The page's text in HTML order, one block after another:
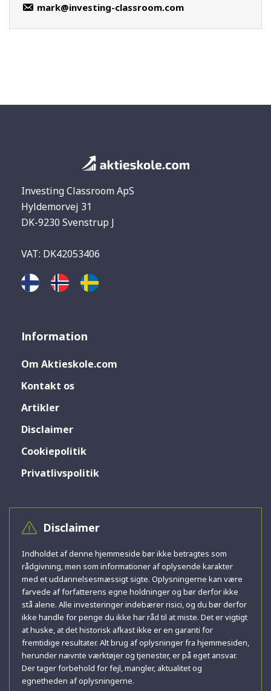
mark@investing-classroom.com
Investing Classroom ApS
Hyldemorvej 31
DK-9230 Svenstrup J
VAT: DK42053406
Information
Om Aktieskole.com
Kontakt os
Artikler
Disclaimer
Cookiepolitik
Privatlivspolitik
Disclaimer
Indholdet af denne hjemmeside bør ikke betragtes som
rådgivning, men som informationer af oplysende karakter
med et uddannelsesmæssigt sigte. Oplysningerne kan være
farvede af forfatterens egne holdninger og bør derfor ikke
stå alene. Alle investeringer indebærer risici, og du bør derfor
ikke handle for penge du ikke har råd til at miste. Det er vigtigt
at huske, at det historisk afkast ikke er en garanti for
fremtidige resultater. Alt brug af oplysninger fra hjemmesiden,
herunder nævnte værktøjer og tjenester, er på eget ansvar.
Der tager forbehold for fejl, mangler, aktualitet og
egnetheden af oplysningerne.